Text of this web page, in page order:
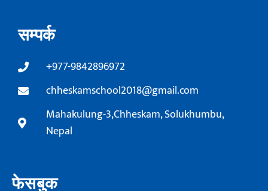
सम्पर्क
+977-9842896972
chheskamschool2018@gmail.com
Mahakulung-3,Chheskam, Solukhumbu,
Nepal
फेसबुक